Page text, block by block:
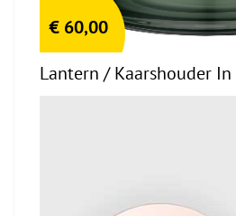
€ 60,00
Lantern / Kaarshouder In